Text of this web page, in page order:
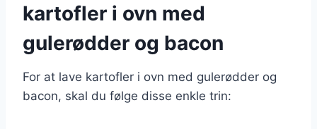
kartofler i ovn med
gulerødder og bacon
For at lave kartofler i ovn med gulerødder og
bacon, skal du følge disse enkle trin: